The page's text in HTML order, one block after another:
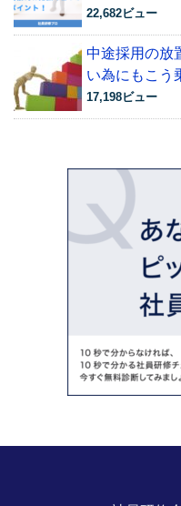
22,682ビュー
中途採用の放
い為にもこう
17,198ビュー